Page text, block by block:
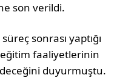
son verildi.
sonrası yaptığı
faaliyetlerinin
duyurmuştu.